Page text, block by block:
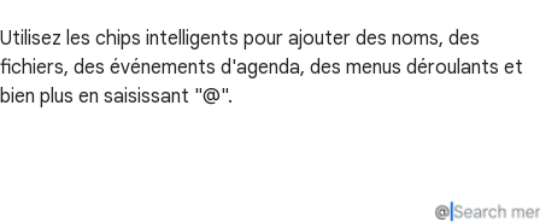
Utilisez les chips intelligents pour ajouter des noms, des
fichiers, des événements d'agenda, des menus déroulants et
bien plus en saisissant "@".